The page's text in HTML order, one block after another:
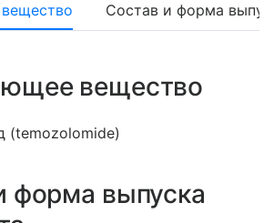
Состав и форма
вещество
(temozolomide)
форма выпуска